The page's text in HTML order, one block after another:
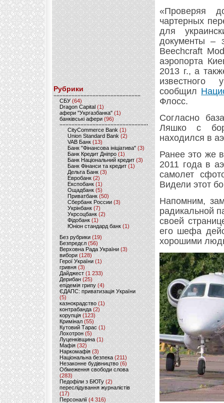
Рубрики
CБУ (64)
Dragon Capital (1)
афери "Укргазбанка" (1)
банківські афери (96)
CityCommerce Bank (1)
Union Standard Bank (2)
VAB Банк (13)
Банк "Фінансова ініціатива" (3)
Банк Кредит Дніпро (1)
Банк Національний кредит (3)
Банк Фінанси та кредит (1)
Дельта Банк (3)
Евробанк(2)
Експобанк (1)
Ощадбанк(5)
Приватбанк (50)
Сбербанк России (3)
Укрінбанк(7)
Укрсоцбанк (2)
Фідобанк (1)
Юніон стандард банк(1)
Без рубрики (19)
Безпредєл(56)
Верховна Рада України (3)
вибори(128)
Герої України(1)
гривня (3)
Дайджест (1 233)
Дерибан (25)
епідемія грипу (4)
ЄДАПС: приватизація України
(5)
казнокрадство (1)
контрабанда (2)
корупція (123)
Кримінал (55)
Кутовий Тарас (1)
Лохотрон(5)
Луценківщина (1)
Мафія (32)
Наркомафія (3)
Національна безпека (211)
Незаконне будівництво(6)
Обмеження свободи слова
(283)
Педофіли з БЮТу (2)
переслідування журналістів
(17)
Персоналії (4 316)
«Проверяя
чартерных
для
документы –
Beechcraft
аэропорта
2013 г., а
сообщил
Флосс.
Согласно
Ляшко с
находился в
Ранее это же
2011 года в
самолет
Видели этот
Напомним,
радикальной
своей
его шефа
хорошими